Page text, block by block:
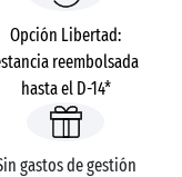
Opción Libertad:
reembolsada
hasta el D-14*
gastos de gestión